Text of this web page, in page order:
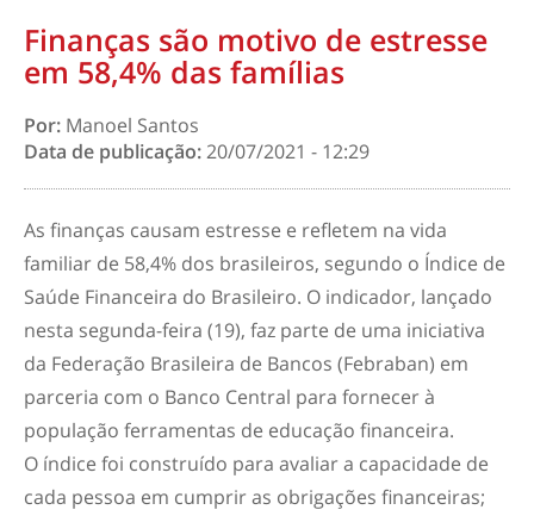
Finanças são motivo de estresse
em 58,4% das famílias
Por: Manoel Santos
Data de publicação:20/07/2021 - 12:29
As finanças causam estresse e refletem na vida
familiar de 58,4% dos brasileiros, segundo o Índice de
Saúde Financeira do Brasileiro. O indicador, lançado
nesta segunda-feira (19), faz parte de uma iniciativa
da Federação Brasileira de Bancos (Febraban) em
parceria com o Banco Central para fornecer à
população ferramentas de educação financeira.
O índice foi construído para avaliar a capacidade de
cada pessoa em cumprir as obrigações financeiras;